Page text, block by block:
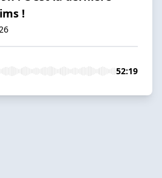
!
52:19